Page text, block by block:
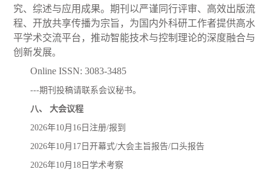
究、综述与应用成果。期刊以严谨同行评审、高效出版流
程、开放共享传播为宗旨，为国内外科研工作者提供高水
平学术交流平台，推动智能技术与控制理论的深度融合与
创新发展。
Online ISSN: 3083-3485
---期刊投稿请联系会议秘书。
八、 大会议程
2026年10月 16 日 注册/报到
2026年10月 17 日开幕式/大会主旨报告/口头报告
2026年10月 18 日学术考察